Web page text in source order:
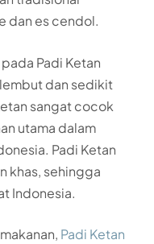
dan es cendol.
Padi Ketan
dan sedikit
sangat cocok
utama dalam
Padi Ketan
khas, sehingga
Indonesia.
Padi Ketan